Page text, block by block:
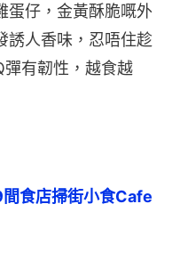
蛋仔，金黃酥脆嘅外
誘人香味，忍唔住趁
有韌性，越食越
食店掃街小食Cafe